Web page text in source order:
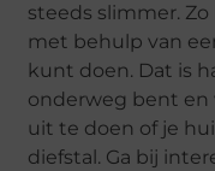
steeds slimmer.
met behulp van
kunt doen. Dat is
onderweg bent en
uit te doen of je
diefstal. Ga bij